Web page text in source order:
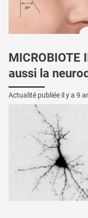
MICROBIOTE
aussi la
Actualité publiée il y a 9